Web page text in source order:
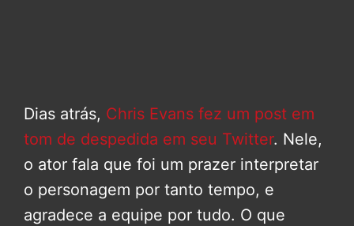
Dias atrás, Chris Evans fez um post em
tom de despedida em seu Twitter. Nele,
o ator fala que foi um prazer interpretar
o personagem por tanto tempo, e
agradece a equipe por tudo. O que